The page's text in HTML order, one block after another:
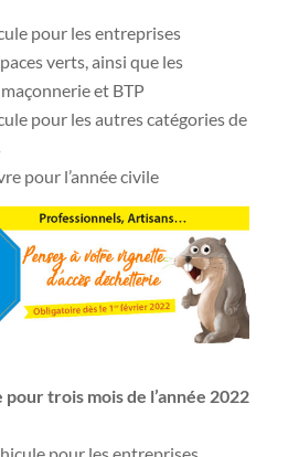
pour les entreprises
verts, ainsi que les
et BTP
pour les autres catégories de
pour l’année civile
trois mois de l’année 2022
pour les entreprises